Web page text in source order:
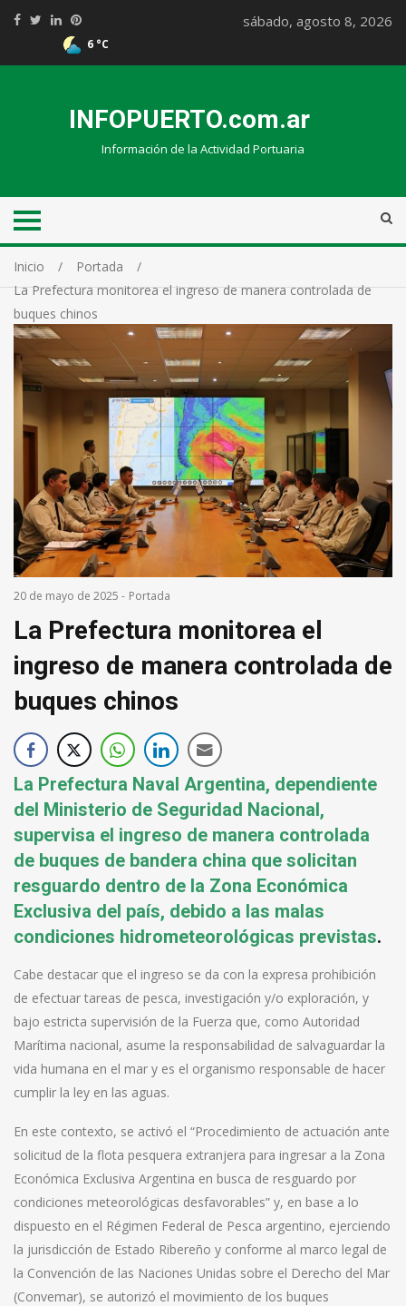
6 °C
sábado, agosto 8, 2026
INFOPUERTO.com.ar
Información de la Actividad Portuaria
Inicio
Portada
La Prefectura monitorea el ingreso de manera controlada de
buques chinos
20 de mayo de 2025 - Portada
La Prefectura monitorea el
ingreso de manera controlada de
buques chinos
La Prefectura Naval Argentina, dependiente
del Ministerio de Seguridad Nacional,
supervisa el ingreso de manera controlada
de buques de bandera china que solicitan
resguardo dentro de la Zona Económica
Exclusiva del país, debido a las malas
condiciones hidrometeorológicas previstas.
Cabe destacar que el ingreso se da con la expresa prohibición
de efectuar tareas de pesca, investigación y/o exploración, y
bajo estricta supervisión de la Fuerza que, como Autoridad
Marítima nacional, asume la responsabilidad de salvaguardar la
vida humana en el mar y es el organismo responsable de hacer
cumplir la ley en las aguas.
En este contexto, se activó el “Procedimiento de actuación ante
solicitud de la flota pesquera extranjera para ingresar a la Zona
Económica Exclusiva Argentina en busca de resguardo por
condiciones meteorológicas desfavorables” y, en base a lo
dispuesto en el Régimen Federal de Pesca argentino, ejerciendo
la jurisdicción de Estado Ribereño y conforme al marco legal de
la Convención de las Naciones Unidas sobre el Derecho del Mar
(Convemar), se autorizó el movimiento de los buques